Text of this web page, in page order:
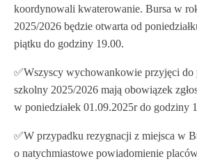
koordynowali kwaterowanie. Bursa w
2025/2026 będzie otwarta od
piątku do godziny 19.00.
✅️Wszyscy wychowankowie przyjęci
szkolny 2025/2026 mają obowiązek
w poniedziałek 01.09.2025r do godziny
✅️W przypadku rezygnacji z miejsca w
o natychmiastowe powiadomienie